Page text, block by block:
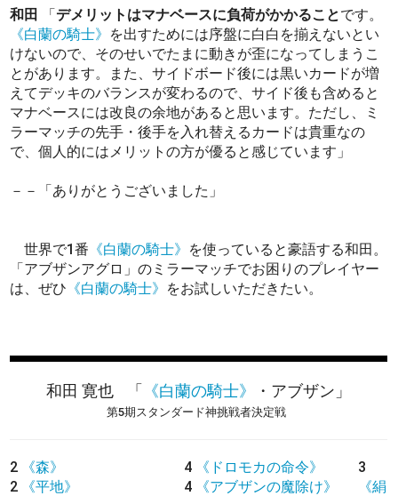
和田 「デメリットはマナベースに負荷がかかることです。
《白蘭の騎士》 を出すためには序盤に白白を揃えないとい
けないので、そのせいでたまに動きが歪になってしまうこ
とがあります。また、サイドボード後には黒いカードが増
えてデッキのバランスが変わるので、サイド後も含めると
マナベースには改良の余地があると思います。ただし、ミ
ラーマッチの先手・後手を入れ替えるカードは貴重なの
で、個人的にはメリットの方が優ると感じています」
－－「ありがとうございました」
世界で1番 《白蘭の騎士》 を使っていると豪語する和田。
「アブザンアグロ」のミラーマッチでお困りのプレイヤー
は、ぜひ 《白蘭の騎士》 をお試しいただきたい。
和田 寛也 「 《白蘭の騎士》 ・アブザン」
第5期スタンダード神挑戦者決定戦
2
《森》
2
《平地》
4
《ドロモカの命令》
4
《アブザンの魔除け》
3
《絹